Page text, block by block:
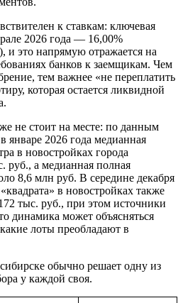
к ставкам: ключевая
2026 года — 16,00%
и это напрямую отражается на
банков к заемщикам. Чем
тем важнее «не переплатить
которая остается ликвидной
не стоит на месте: по данным
2026 года медианная
в новостройках города
руб., а медианная полная
8,6 млн руб. В середине декабря
в новостройках также
тыс. руб., при этом источники
динамика может объясняться
лоты преобладают в
обычно решает одну из
у каждой своя.